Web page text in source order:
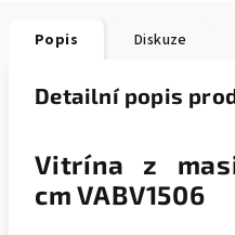
Popis Diskuze
Detailní popis
Vitrína z
cm VABV1506